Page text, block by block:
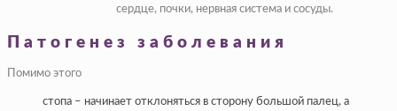
сердце, почки, нервная система и сосуды.
Патогенез заболевания
​Помимо этого​
​стопа – начинает отклоняться в сторону большой палец, а